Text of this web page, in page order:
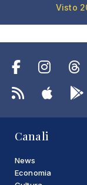
Visto
Canali
News
Economia